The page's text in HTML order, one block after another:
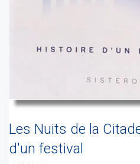
Les Nuits de la
d'un festival